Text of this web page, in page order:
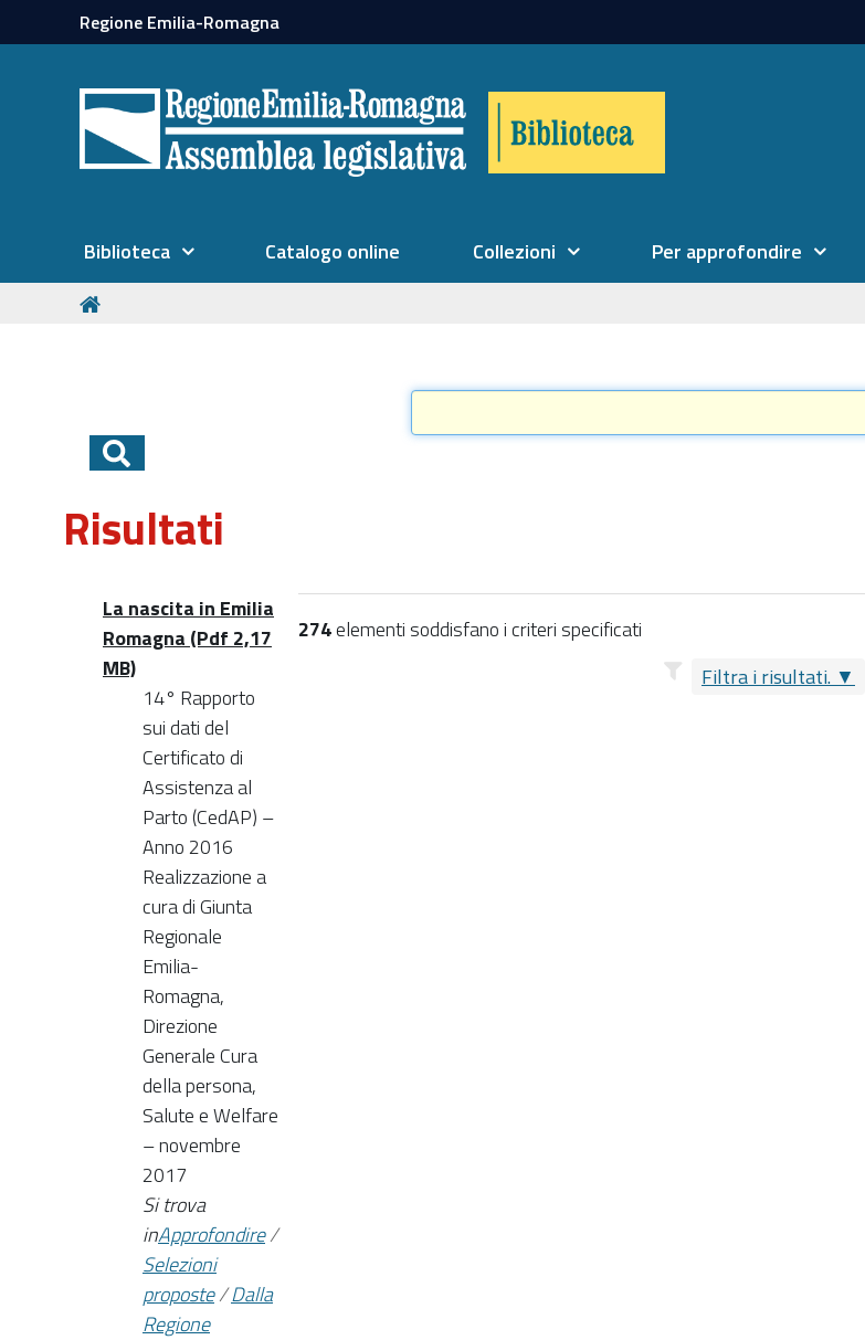
Regione Emilia-Romagna
Biblioteca Catalogo online Collezioni Per approfondire
Risultati
274elementi soddisfano i criteri specificati
Filtra i risultati.
La nascita in Emilia
Romagna (Pdf 2,17
MB)
14° Rapporto
sui dati del
Certificato di
Assistenza al
Parto (CedAP) –
Anno 2016
Realizzazione a
cura di Giunta
Regionale
Emilia-
Romagna,
Direzione
Generale Cura
della persona,
Salute e Welfare
– novembre
2017
Si trova
inApprofondire/
Selezioni
proposte/Dalla
Regione